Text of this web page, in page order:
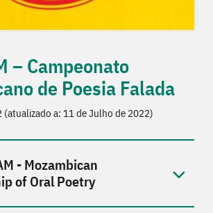
– Campeonato
de Poesia Falada
(atualizado a: 11 de Julho de 2022)
- Mozambican
of Oral Poetry